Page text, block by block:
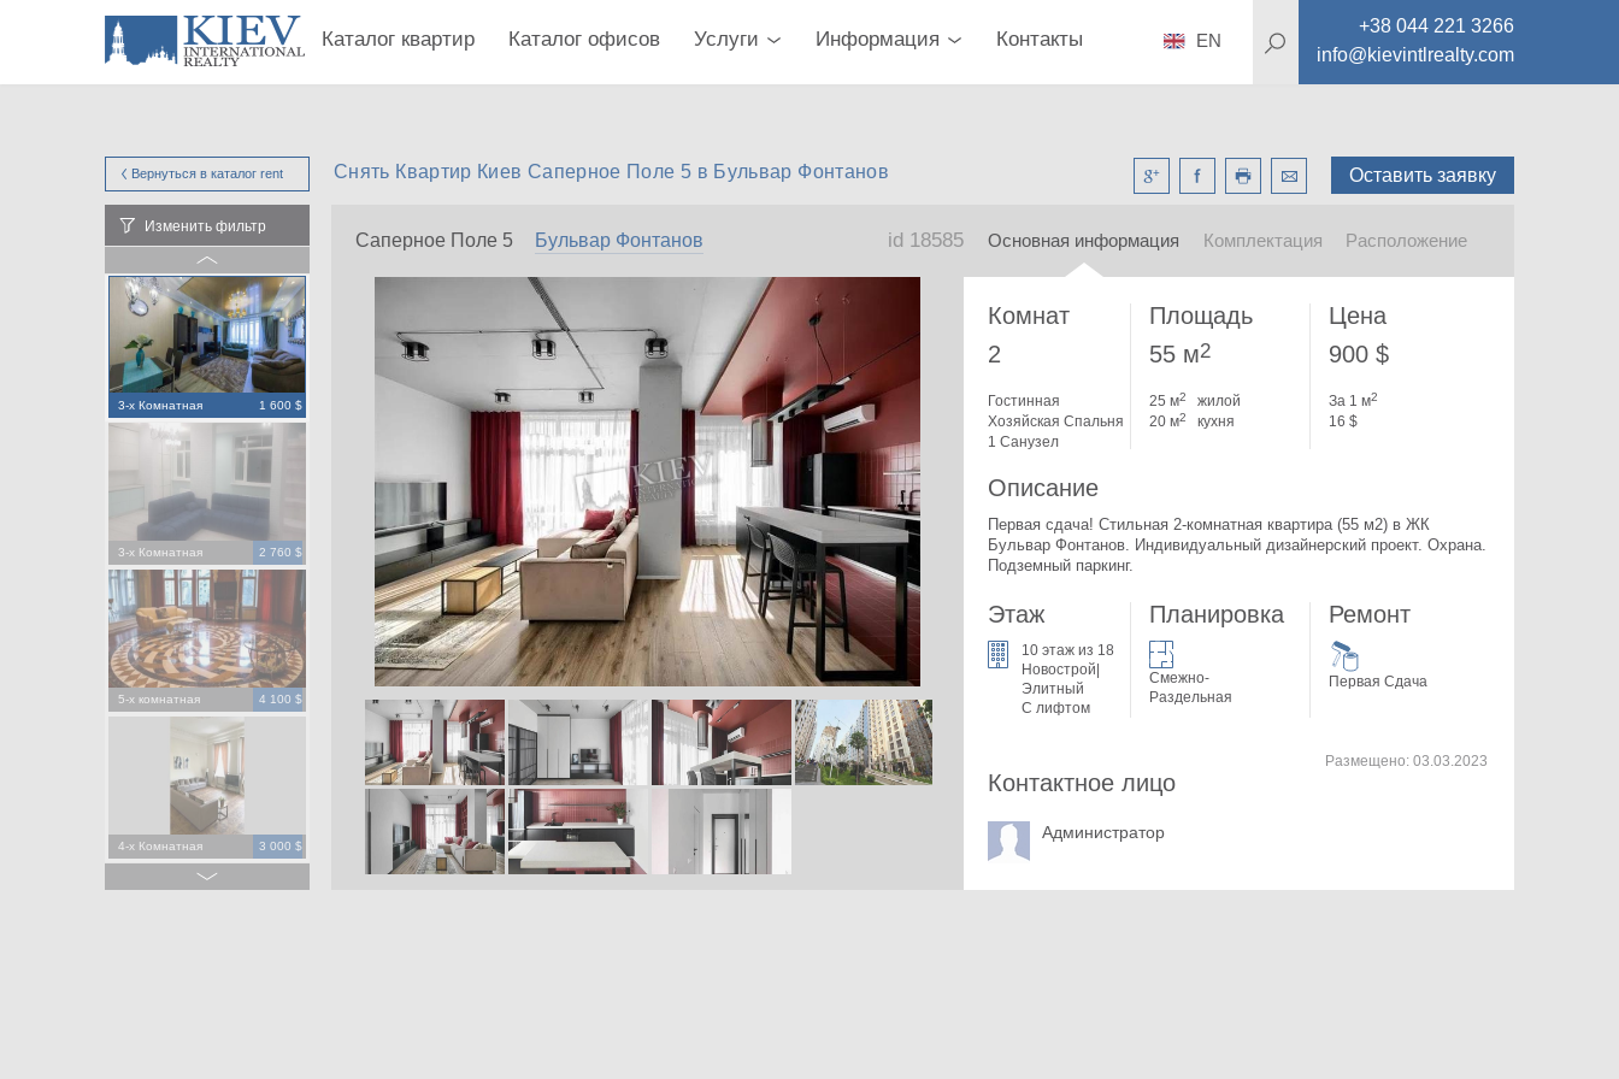
Каталог квартир Каталог офисов Услуги Информация Контакты
+38 044 221 3266
info@kievintlrealty.com
EN
Вернуться в каталог rent Оставить заявку
Снять Квартир Киев Саперное Поле 5 в Бульвар Фонтанов
Изменить фильтр
3-х Комнатная 1 600 $
3-х Комнатная 2 760 $
5-х комнатная 4 100 $
4-х Комнатная 3 000 $
Саперное Поле 5 Бульвар Фонтанов id 18585 Основная информация Комплектация Расположение
Комнат
2
Гостинная
Хозяйская Спальня
1 Санузел
Площадь
55 м2
25 м2
жилой
20 м2 кухня
Цена
900 $
За 1 м2
16 $
Описание
Первая сдача! Стильная 2-комнатная квартира (55 м2) в ЖК
Бульвар Фонтанов. Индивидуальный дизайнерский проект. Охрана.
Подземный паркинг.
Этаж
10 этаж из 18
Новострой|
Элитный
С лифтом
Планировка
Смежно-
Раздельная
Ремонт
Первая Сдача
Контактное лицо
Администратор
Размещено:03.03.2023